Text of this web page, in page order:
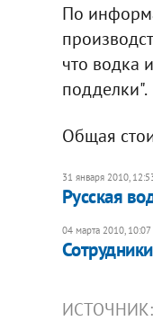
По
что водка
подделки".
Общая
31 января 2010,
Русская
04 марта 2010, 10:07
ИСТОЧНИК: